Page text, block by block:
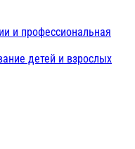
и профессиональная
детей и взрослых